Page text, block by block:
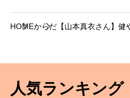
HOMEからだ 【山本真衣さん】
人気ランキング